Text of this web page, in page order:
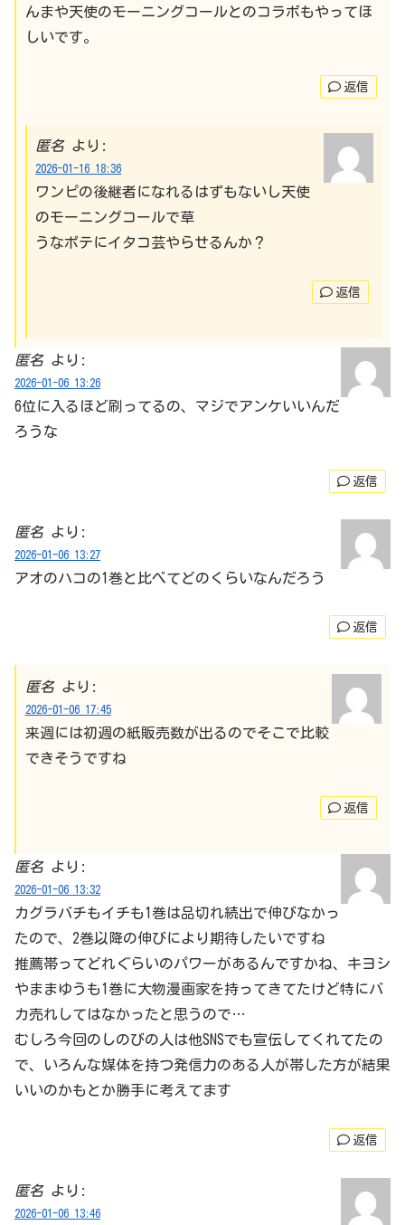
んまや天使のモーニングコールとのコラボもやってほ
しいです。
返信
匿名 より:
2026-01-16 18:36
ワンピの後継者になれるはずもないし天使
のモーニングコールで草
うなポテにイタコ芸やらせるんか？
返信
匿名 より:
2026-01-06 13:26
6位に入るほど刷ってるの、マジでアンケいいんだ
ろうな
返信
匿名 より:
2026-01-06 13:27
アオのハコの1巻と比べてどのくらいなんだろう
返信
匿名 より:
2026-01-06 17:45
来週には初週の紙販売数が出るのでそこで比較
できそうですね
返信
匿名 より:
2026-01-06 13:32
カグラバチもイチも1巻は品切れ続出で伸びなかっ
たので、2巻以降の伸びにより期待したいですね
推薦帯ってどれぐらいのパワーがあるんですかね、キヨシ
やままゆうも1巻に大物漫画家を持ってきてたけど特にバ
カ売れしてはなかったと思うので…
むしろ今回のしのびの人は他SNSでも宣伝してくれてたの
で、いろんな媒体を持つ発信力のある人が帯した方が結果
いいのかもとか勝手に考えてます
返信
匿名 より:
2026-01-06 13:46